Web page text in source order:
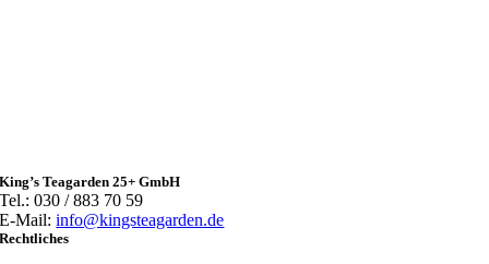
King’s Teagarden 25+ GmbH
Tel.: 030 / 883 70 59
E-Mail:info@kingsteagarden.de
Rechtliches